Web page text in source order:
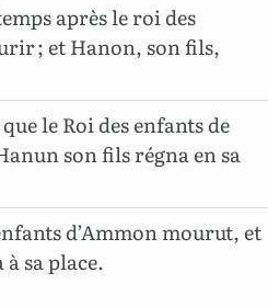
après le roi des
; et Hanon, son fils,
le Roi des enfants de
son fils régna en sa
d’Ammon mourut, et
sa place.